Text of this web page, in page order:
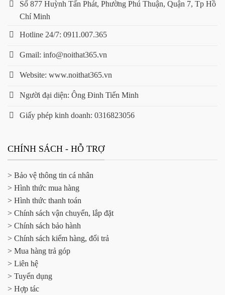
Số 877 Huỳnh Tấn Phát, Phường Phú Thuận, Quận 7, Tp Hồ
Chí Minh
Hotline 24/7: 0911.007.365
Gmail: info@noithat365.vn
Website: www.noithat365.vn
Người đại diện: Ông Đinh Tiến Minh
Giấy phép kinh doanh: 0316823056
CHÍNH SÁCH - HỖ TRỢ
> Bảo vệ thông tin cá nhân
> Hình thức mua hàng
> Hình thức thanh toán
> Chính sách vận chuyển, lắp đặt
> Chính sách bảo hành
> Chính sách kiểm hàng, đổi trả
> Mua hàng trả góp
> Liên hệ
> Tuyển dụng
> Hợp tác